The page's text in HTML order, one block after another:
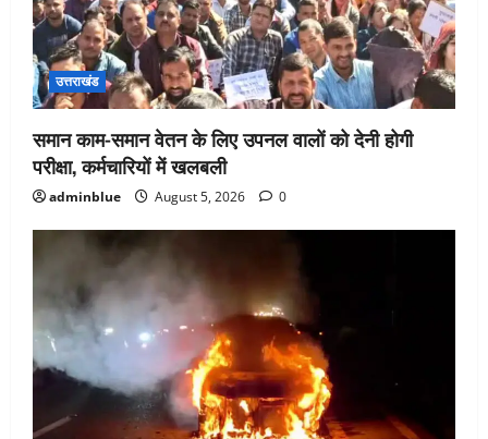
उत्तराखंड
समान काम-समान वेतन के लिए उपनल वालों को देनी होगी
परीक्षा, कर्मचारियों में खलबली
adminblue August 5, 2026 0